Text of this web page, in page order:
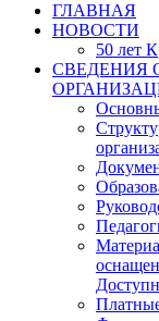
ГЛАВНАЯ
НОВОСТИ
50 лет
СВЕДЕНИЯ